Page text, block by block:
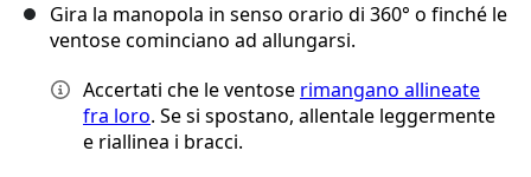
Gira la manopola in senso orario di 360° o finché le
ventose cominciano ad allungarsi.
Accertati che le ventose rimangano allineate
fra loro. Se si spostano, allentale leggermente
e riallinea i bracci.